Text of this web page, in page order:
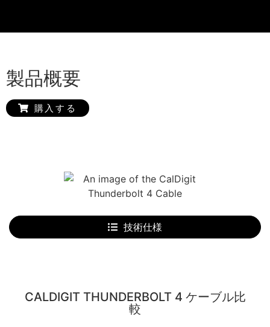
製品概要
購入する
技術仕様
CALDIGIT THUNDERBOLT 4 ケーブル比
較